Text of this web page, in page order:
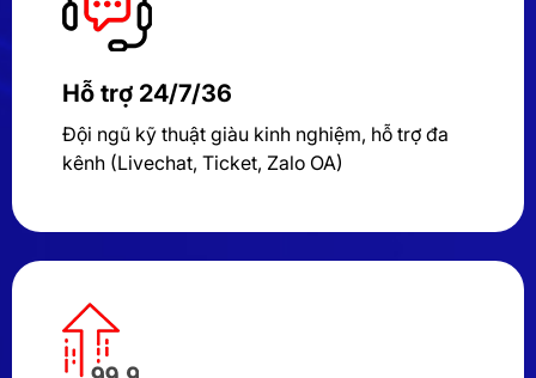
Hỗ trợ 24/7/36
Đội ngũ kỹ thuật giàu kinh nghiệm, hỗ trợ đa
kênh (Livechat, Ticket, Zalo OA)